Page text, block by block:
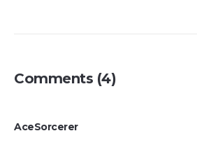
Comments (4)
AceSorcerer